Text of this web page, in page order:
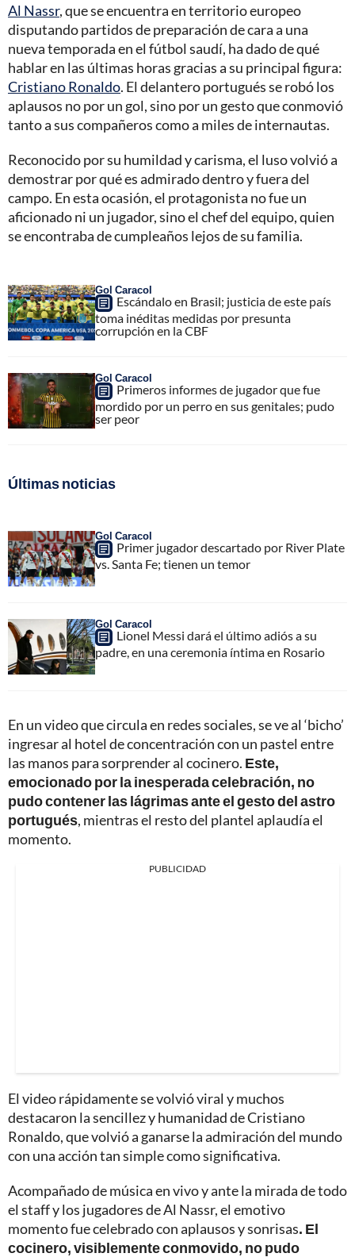
Al Nassr, que se encuentra en territorio europeo
disputando partidos de preparación de cara a una
nueva temporada en el fútbol saudí, ha dado de qué
hablar en las últimas horas gracias a su principal figura:
Cristiano Ronaldo. El delantero portugués se robó los
aplausos no por un gol, sino por un gesto que conmovió
tanto a sus compañeros como a miles de internautas.
Reconocido por su humildad y carisma, el luso volvió a
demostrar por qué es admirado dentro y fuera del
campo. En esta ocasión, el protagonista no fue un
aficionado ni un jugador, sino el chef del equipo, quien
se encontraba de cumpleaños lejos de su familia.
Gol Caracol
Escándalo en Brasil; justicia de este país
toma inéditas medidas por presunta
corrupción en la CBF
Gol Caracol
Primeros informes de jugador que fue
mordido por un perro en sus genitales; pudo
ser peor
Últimas noticias
Gol Caracol
Primer jugador descartado por River Plate
vs. Santa Fe; tienen un temor
Gol Caracol
Lionel Messi dará el último adiós a su
padre, en una ceremonia íntima en Rosario
En un video que circula en redes sociales, se ve al ‘bicho’
ingresar al hotel de concentración con un pastel entre
las manos para sorprender al cocinero. Este,
emocionado por la inesperada celebración, no
pudo contener las lágrimas ante el gesto del astro
portugués, mientras el resto del plantel aplaudía el
momento.
PUBLICIDAD
El video rápidamente se volvió viral y muchos
destacaron la sencillez y humanidad de Cristiano
Ronaldo, que volvió a ganarse la admiración del mundo
con una acción tan simple como significativa.
Acompañado de música en vivo y ante la mirada de todo
el staff y los jugadores de Al Nassr, el emotivo
momento fue celebrado con aplausos y sonrisas. El
cocinero, visiblemente conmovido, no pudo